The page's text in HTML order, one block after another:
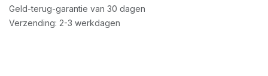
Geld-terug-garantie van 30 dagen
Verzending: 2-3 werkdagen